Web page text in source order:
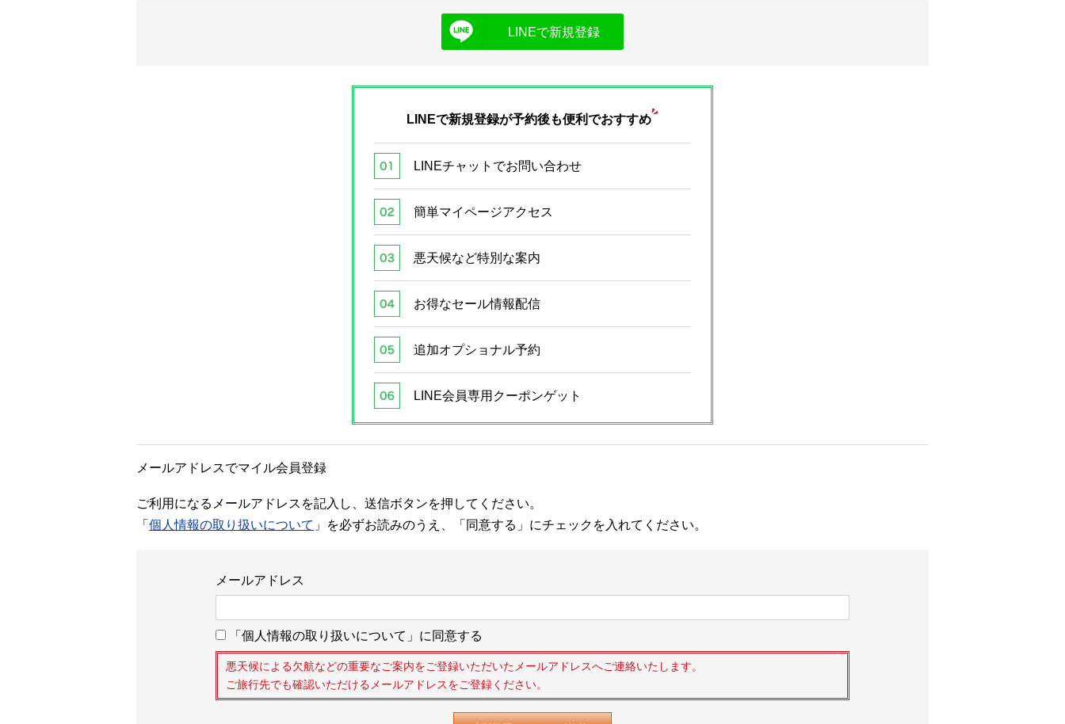
LINEで新規登録
LINEで新規登録が予約後も便利でおすすめ
LINEチャットでお問い合わせ
簡単マイページアクセス
悪天候など特別な案内
お得なセール情報配信
追加オプショナル予約
LINE会員専用クーポンゲット
メールアドレスでマイル会員登録
ご利用になるメールアドレスを記入し、送信ボタンを押してください。
「 個人情報の取り扱いについて 」を必ずお読みのうえ、「同意する」にチェックを入れてください。
メールアドレス
「個人情報の取り扱いについて」に同意する
悪天候による欠航などの重要なご案内をご登録いただいたメールアドレスへご連絡いたします。
ご旅行先でも確認いただけるメールアドレスをご登録ください。